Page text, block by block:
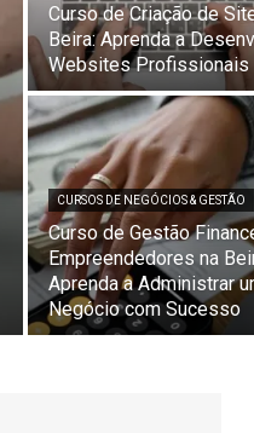
Curso de Criação de
Beira: Aprenda a
Websites Profissionais
CURSOS DE NEGÓCIOS & GESTÃO
Curso de Gestão
Empreendedores na
Aprenda a Administrar
Negócio com Sucesso